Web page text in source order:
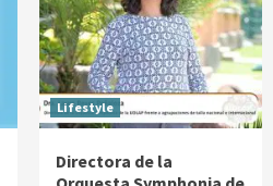
Lifestyle
Directora de la